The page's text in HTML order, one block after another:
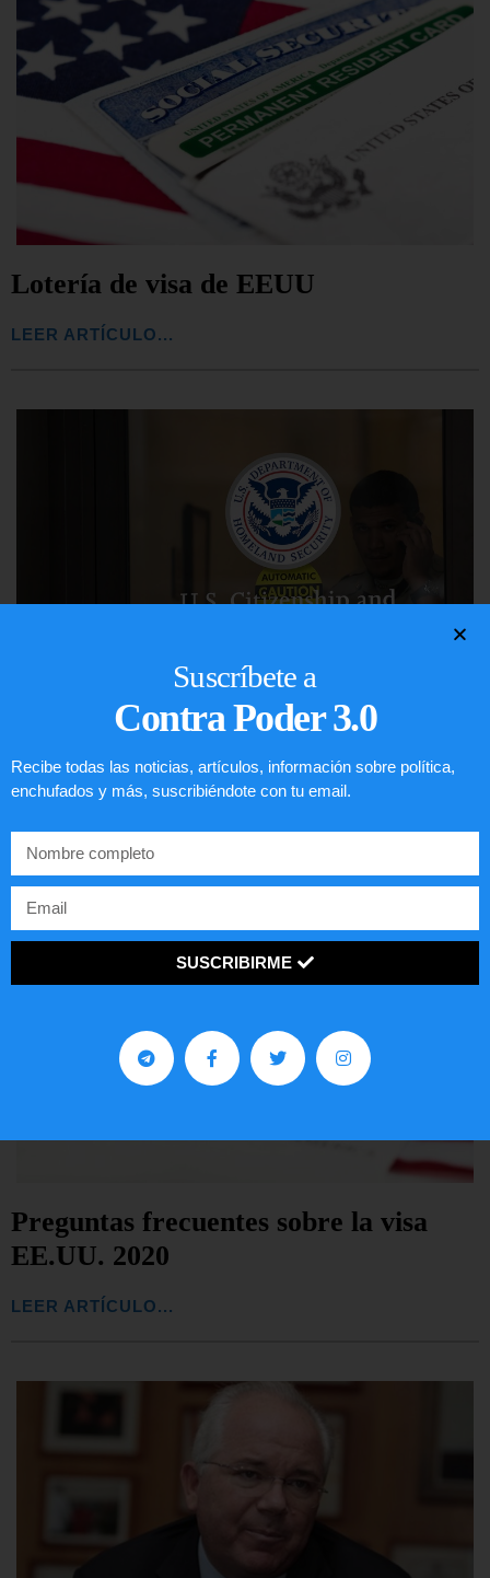
Lotería de visa de EEUU
LEER ARTÍCULO...
Comunistas no son bienvenidos en
EE.UU.
Preguntas frecuentes sobre la visa
EE.UU. 2020
LEER ARTÍCULO...
Suscríbete a
Contra Poder 3.0
Recibe todas las noticias, artículos, información sobre política,
enchufados y más, suscribiéndote con tu email.
SUSCRIBIRME